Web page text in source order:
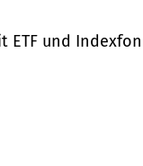
ETF und